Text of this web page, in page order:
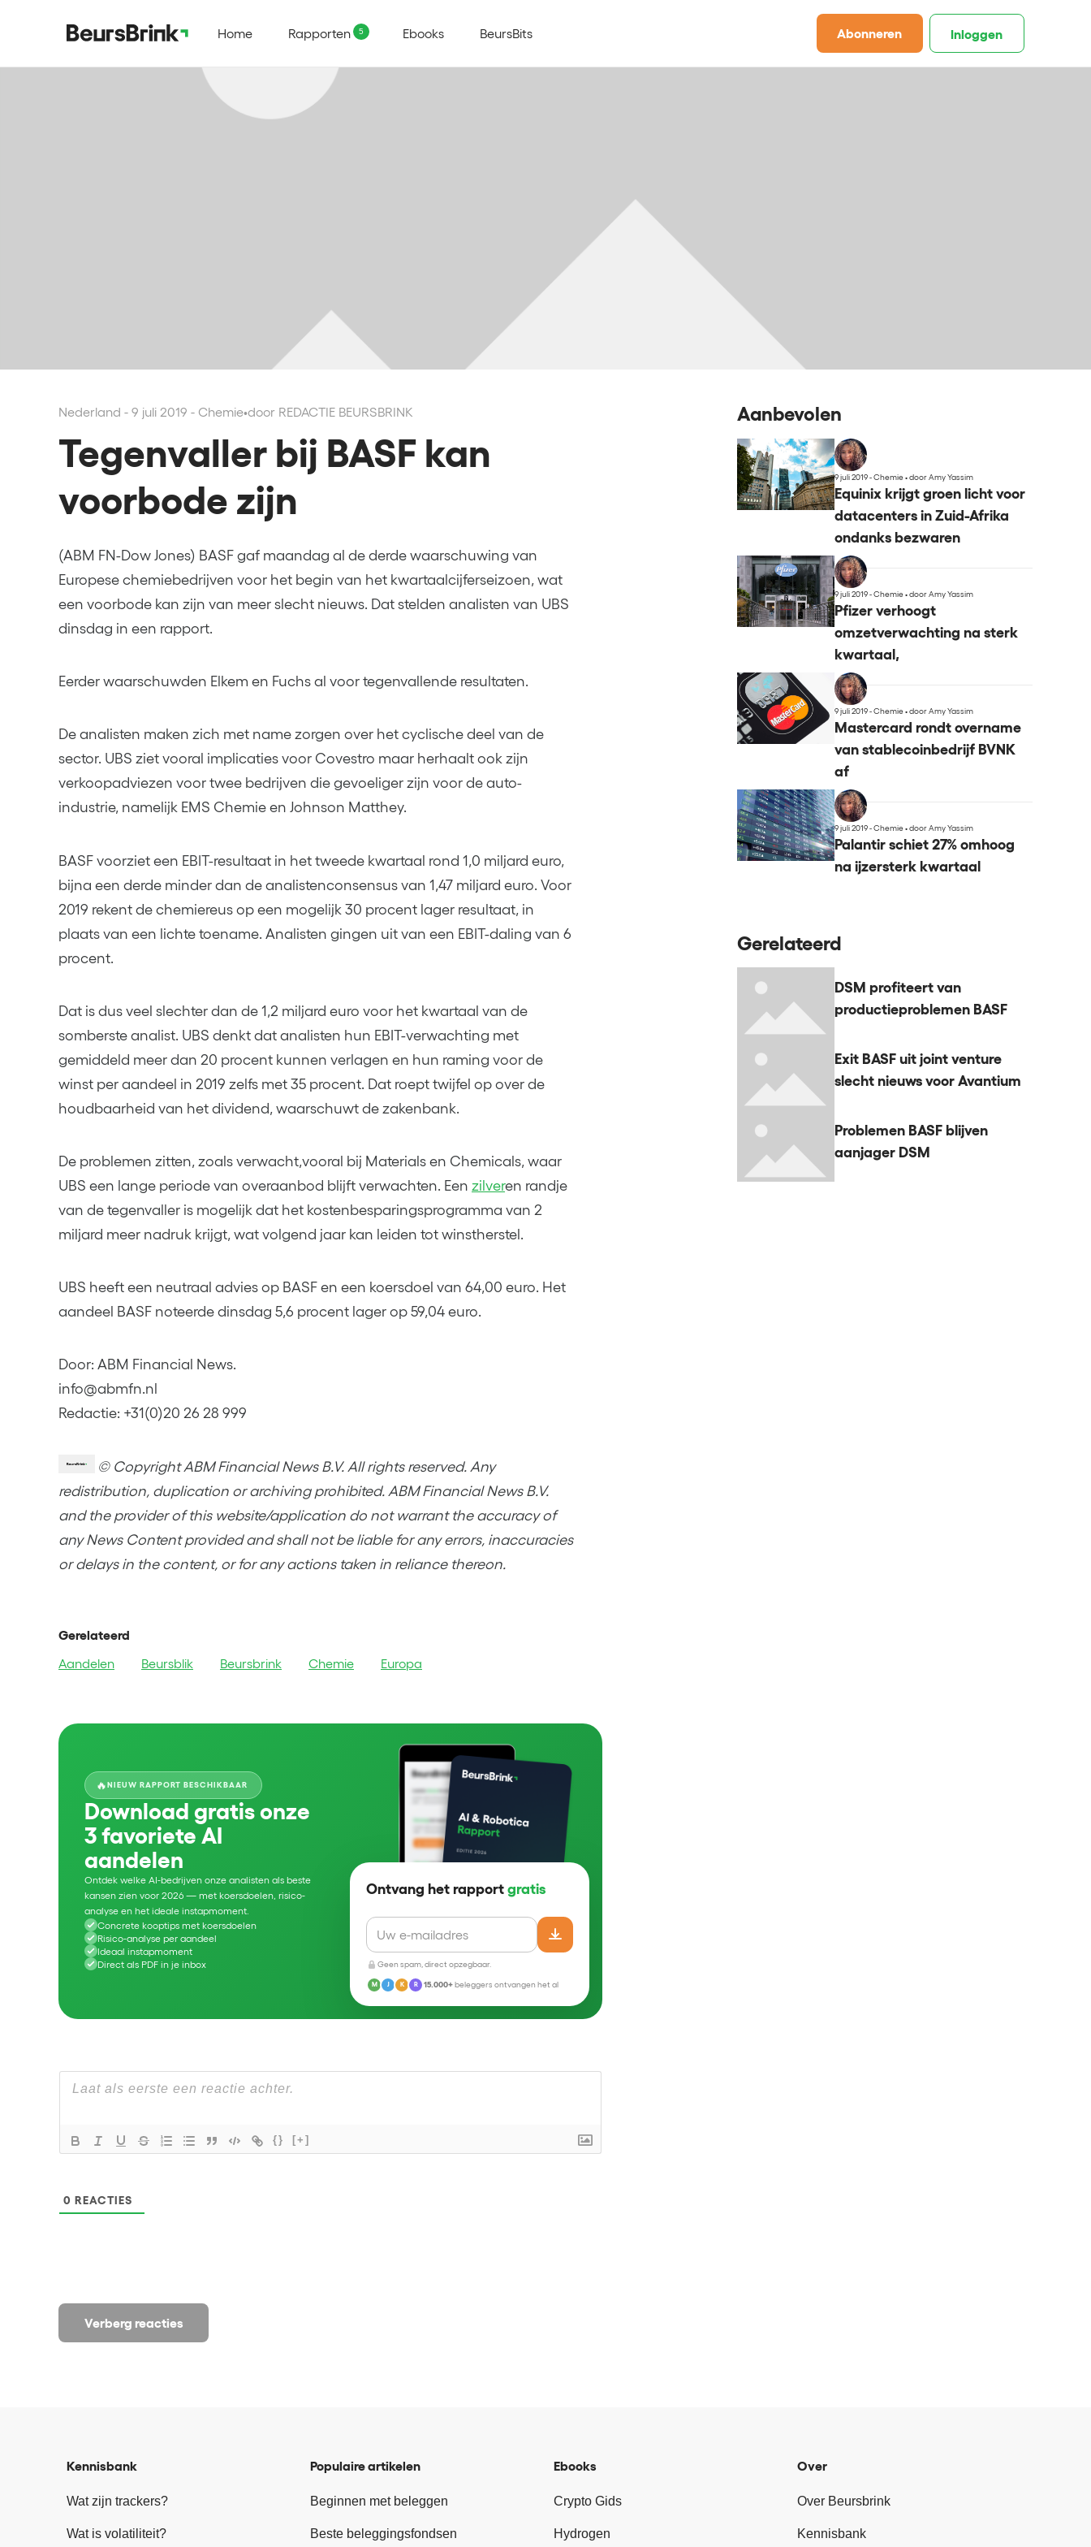
Home Rapporten Ebooks BeursBits Abonneren Inloggen
Nederland - 9 juli 2019 - Chemie•door REDACTIE BEURSBRINK
Tegenvaller bij BASF kan
voorbode zijn
(ABM FN-Dow Jones) BASF gaf maandag al de derde waarschuwing van
Europese chemiebedrijven voor het begin van het kwartaalcijferseizoen, wat
een voorbode kan zijn van meer slecht nieuws. Dat stelden analisten van UBS
dinsdag in een rapport.
Eerder waarschuwden Elkem en Fuchs al voor tegenvallende resultaten.
De analisten maken zich met name zorgen over het cyclische deel van de
sector. UBS ziet vooral implicaties voor Covestro maar herhaalt ook zijn
verkoopadviezen voor twee bedrijven die gevoeliger zijn voor de auto-
industrie, namelijk EMS Chemie en Johnson Matthey.
BASF voorziet een EBIT-resultaat in het tweede kwartaal rond 1,0 miljard euro,
bijna een derde minder dan de analistenconsensus van 1,47 miljard euro. Voor
2019 rekent de chemiereus op een mogelijk 30 procent lager resultaat, in
plaats van een lichte toename. Analisten gingen uit van een EBIT-daling van 6
procent.
Dat is dus veel slechter dan de 1,2 miljard euro voor het kwartaal van de
somberste analist. UBS denkt dat analisten hun EBIT-verwachting met
gemiddeld meer dan 20 procent kunnen verlagen en hun raming voor de
winst per aandeel in 2019 zelfs met 35 procent. Dat roept twijfel op over de
houdbaarheid van het dividend, waarschuwt de zakenbank.
De problemen zitten, zoals verwacht,vooral bij Materials en Chemicals, waar
UBS een lange periode van overaanbod blijft verwachten. Een zilveren randje
van de tegenvaller is mogelijk dat het kostenbesparingsprogramma van 2
miljard meer nadruk krijgt, wat volgend jaar kan leiden tot winstherstel.
UBS heeft een neutraal advies op BASF en een koersdoel van 64,00 euro. Het
aandeel BASF noteerde dinsdag 5,6 procent lager op 59,04 euro.
Door: ABM Financial News.
info@abmfn.nl
Redactie: +31(0)20 26 28 999
© Copyright ABM Financial News B.V. All rights reserved. Any
redistribution, duplication or archiving prohibited. ABM Financial News B.V.
and the provider of this website/application do not warrant the accuracy of
any News Content provided and shall not be liable for any errors, inaccuracies
or delays in the content, or for any actions taken in reliance thereon.
Gerelateerd
Aandelen
Beursblik Beursbrink Chemie Europa
🔥NIEUW RAPPORT BESCHIKBAAR
Download gratis onze
3 favoriete AI
aandelen
Ontdek welke AI-bedrijven onze analisten als beste
kansen zien voor 2026 — met koersdoelen, risico-
analyse en het ideale instapmoment.
Concrete kooptips met koersdoelen
Risico-analyse per aandeel
Ideaal instapmoment
Direct als PDF in je inbox
Ontvang het rapport gratis
Geen spam, direct opzegbaar.
M J K R 15.000+beleggers ontvangen het al
Verberg reacties
{} [+]
0 REACTIES
Aanbevolen
9 juli 2019 - Chemie•door Amy Yassim
Equinix krijgt groen licht voor
datacenters in Zuid-Afrika
ondanks bezwaren
9 juli 2019 - Chemie•door Amy Yassim
Pfizer verhoogt
omzetverwachting na sterk
kwartaal,
9 juli 2019 - Chemie•door Amy Yassim
Mastercard rondt overname
van stablecoinbedrijf BVNK
af
9 juli 2019 - Chemie•door Amy Yassim
Palantir schiet 27% omhoog
na ijzersterk kwartaal
Gerelateerd
DSM profiteert van
productieproblemen BASF
Exit BASF uit joint venture
slecht nieuws voor Avantium
Problemen BASF blijven
aanjager DSM
Kennisbank
Wat zijn trackers?
Wat is volatiliteit?
Populaire artikelen
Beginnen met beleggen
Beste beleggingsfondsen
Ebooks
Crypto Gids
Hydrogen
Over
Over Beursbrink
Kennisbank